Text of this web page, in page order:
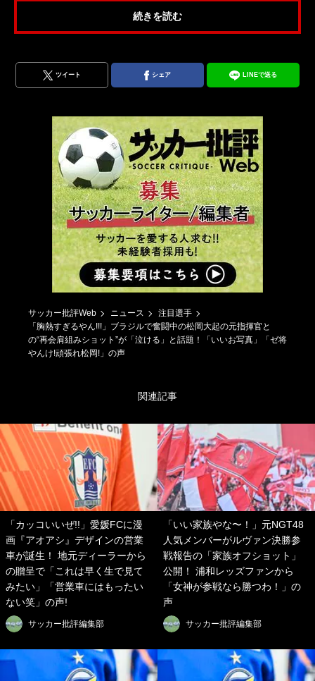
続きを読む
ツイート シェア LINEで送る
サッカー批評Web ニュース
注目選手
「胸熱すぎるやん!!!」ブラジルで奮闘中の松岡大起の元指揮官と
の“再会肩組みショット”が「泣ける」と話題！「いいお写真」「ゼ将
やんけ!頑張れ松岡!」の声
関連記事
「カッコいいぜ!!」愛媛FCに漫
画『アオアシ』デザインの営業
車が誕生！ 地元ディーラーから
の贈呈で「これは早く生で見て
みたい」「営業車にはもったい
ない笑」の声!
サッカー批評編集部
「いい家族やな〜！」元NGT48
人気メンバーがルヴァン決勝参
戦報告の「家族オフショット」
公開！ 浦和レッズファンから
「女神が参戦なら勝つわ！」の
声
サッカー批評編集部